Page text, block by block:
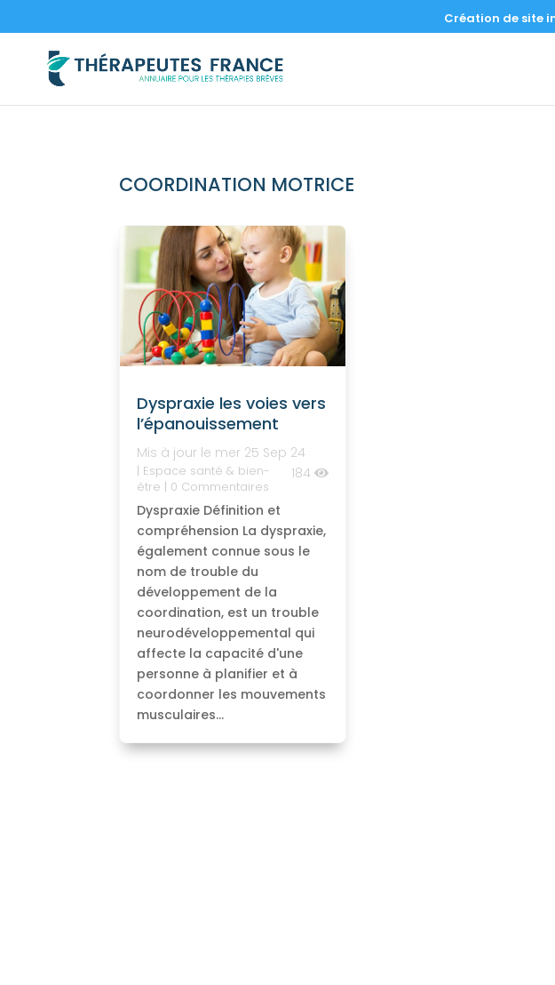
Création de site
COORDINATION MOTRICE
Dyspraxie les voies vers
l’épanouissement
Mis à jour le mer 25 Sep 24
184
| Espace santé & bien-
être | 0 Commentaires
Dyspraxie Définition et
compréhension La dyspraxie,
également connue sous le
nom de trouble du
développement de la
coordination, est un trouble
neurodéveloppemental qui
affecte la capacité d'une
personne à planifier et à
coordonner les mouvements
musculaires...